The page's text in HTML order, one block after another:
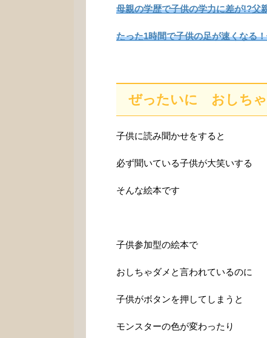
母親の学歴で子供の学力に差が!?父
たった1時間で子供の足が速くなる
ぜったいに おしち
子供に読み聞かせをすると
必ず聞いている子供が大笑いする
そんな絵本です
子供参加型の絵本で
おしちゃダメと言われているのに
子供がボタンを押してしまうと
モンスターの色が変わったり